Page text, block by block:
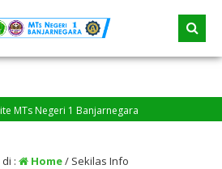
MTs Negeri 1 Banjarnegara
: Home/ Sekilas Info